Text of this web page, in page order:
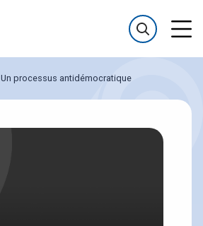
Un processus antidémocratique